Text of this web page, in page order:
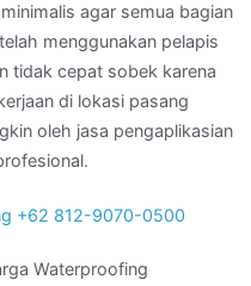
agar semua bagian
menggunakan pelapis
tidak cepat sobek karena
di lokasi pasang
oleh jasa pengaplikasian
Waterproofing